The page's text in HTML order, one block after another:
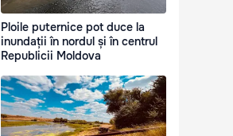
Ploile puternice pot duce la
inundații în nordul și în centrul
Republicii Moldova